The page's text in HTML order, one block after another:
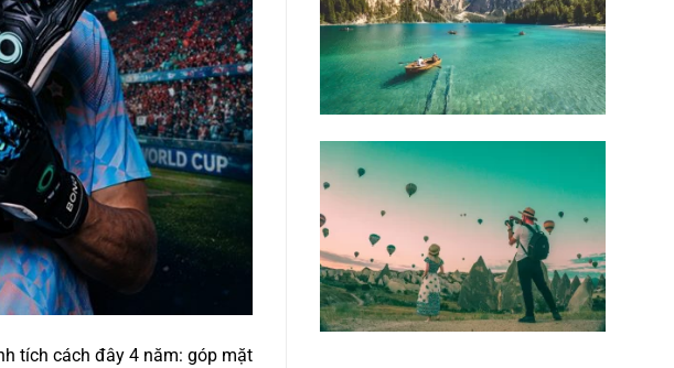
tích cách đây 4 năm: góp mặt